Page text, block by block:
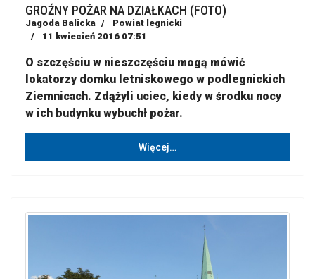
GROŹNY POŻAR NA DZIAŁKACH (FOTO)
Jagoda Balicka
Powiat legnicki
11 kwiecień 2016 07:51
O szczęściu w nieszczęściu mogą mówić
lokatorzy domku letniskowego w podlegnickich
Ziemnicach. Zdążyli uciec, kiedy w środku nocy
w ich budynku wybuchł pożar.
Więcej…